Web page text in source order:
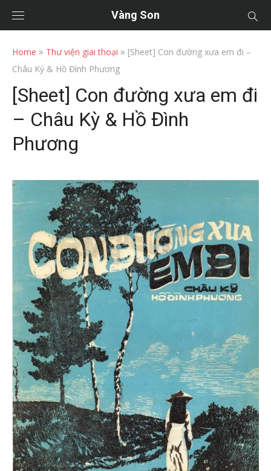
Vàng Son
Home » Thư viện giai thoại » [Sheet] Con đường xưa em đi –
Châu Kỳ & Hồ Đình Phương
[Sheet] Con đường xưa em đi
– Châu Kỳ & Hồ Đình
Phương